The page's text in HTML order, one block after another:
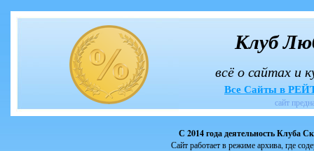
Клуб
всё о сайтах и
Все Сайты в
сайт
С 2014 года деятельность Клуба
Сайт работает в режиме архива, где